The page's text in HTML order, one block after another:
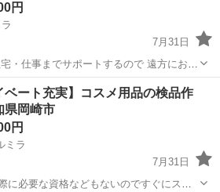
円
7月31日
も！？ ピンチを救う日払いもあるので お金に困...
時給
ベート充実】コスメ用品の検品作
岡崎市
円
ミラ
7月31日
に必要な資格などもないのですぐにスタ